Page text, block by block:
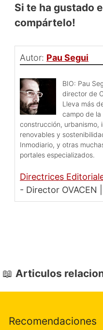
Si te ha gustado
compártelo!
Autor: Pau Segui
BIO: Pau
director de
Lleva más
campo de
construcción, urbanismo,
renovables y
Inmodiario, y otras
portales especializados.
Directrices
- Director OVACEN
Articulos
Recomendaciones